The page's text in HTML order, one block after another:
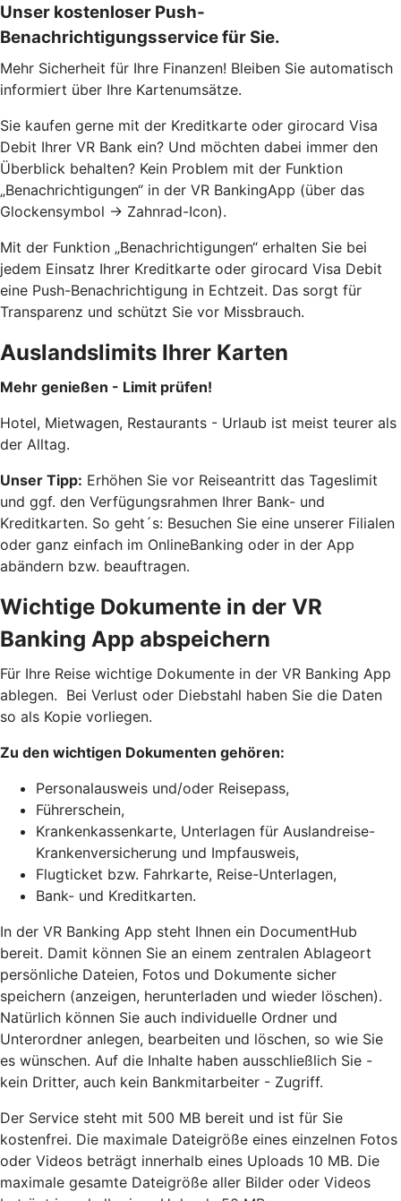
Unser kostenloser Push-
Benachrichtigungsservice für Sie.
Mehr Sicherheit für Ihre Finanzen! Bleiben Sie automatisch
informiert über Ihre Kartenumsätze.
Sie kaufen gerne mit der Kreditkarte oder girocard Visa
Debit Ihrer VR Bank ein? Und möchten dabei immer den
Überblick behalten? Kein Problem mit der Funktion
„Benachrichtigungen“ in der VR BankingApp (über das
Glockensymbol -> Zahnrad-Icon).
Mit der Funktion „Benachrichtigungen“ erhalten Sie bei
jedem Einsatz Ihrer Kreditkarte oder girocard Visa Debit
eine Push-Benachrichtigung in Echtzeit. Das sorgt für
Transparenz und schützt Sie vor Missbrauch.
Auslandslimits Ihrer Karten
Mehr genießen - Limit prüfen!
Hotel, Mietwagen, Restaurants - Urlaub ist meist teurer als
der Alltag.
Unser Tipp: Erhöhen Sie vor Reiseantritt das Tageslimit
und ggf. den Verfügungsrahmen Ihrer Bank- und
Kreditkarten. So geht´s: Besuchen Sie eine unserer Filialen
oder ganz einfach im OnlineBanking oder in der App
abändern bzw. beauftragen.
Wichtige Dokumente in der VR
Banking App abspeichern
Für Ihre Reise wichtige Dokumente in der VR Banking App
ablegen. Bei Verlust oder Diebstahl haben Sie die Daten
so als Kopie vorliegen.
Zu den wichtigen Dokumenten gehören:
Personalausweis und/oder Reisepass,
Führerschein,
Krankenkassenkarte, Unterlagen für Auslandreise-
Krankenversicherung und Impfausweis,
Flugticket bzw. Fahrkarte, Reise-Unterlagen,
Bank- und Kreditkarten.
In der VR Banking App steht Ihnen ein DocumentHub
bereit. Damit können Sie an einem zentralen Ablageort
persönliche Dateien, Fotos und Dokumente sicher
speichern (anzeigen, herunterladen und wieder löschen).
Natürlich können Sie auch individuelle Ordner und
Unterordner anlegen, bearbeiten und löschen, so wie Sie
es wünschen. Auf die Inhalte haben ausschließlich Sie -
kein Dritter, auch kein Bankmitarbeiter - Zugriff.
Der Service steht mit 500 MB bereit und ist für Sie
kostenfrei. Die maximale Dateigröße eines einzelnen Fotos
oder Videos beträgt innerhalb eines Uploads 10 MB. Die
maximale gesamte Dateigröße aller Bilder oder Videos